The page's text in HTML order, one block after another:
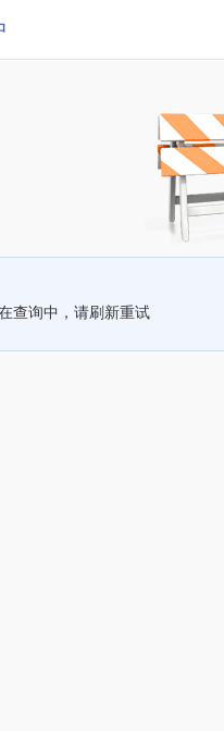
查询中，请刷新重试